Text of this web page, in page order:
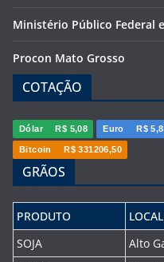
Ministério Público Federal
Procon Mato Grosso
COTAÇÃO
Dólar R$ 5,08 Euro R$
Bitcoin R$ 331206,50
GRÃOS
PRODUTO
SOJA
Alto